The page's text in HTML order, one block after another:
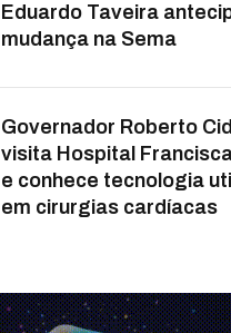
Eduardo Taveira
mudança na Sema
Governador Roberto
visita Hospital
e conhece tecnologia
em cirurgias cardíacas